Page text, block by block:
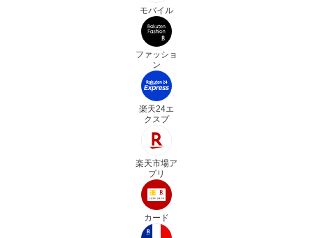
モバイル
ファッショ
ン
楽天24エ
クスプ
楽天市場ア
プリ
カード